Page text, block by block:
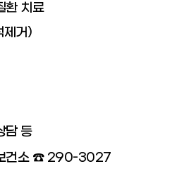
환 치료
제거)
담 등
건소 ☎ 290-3027